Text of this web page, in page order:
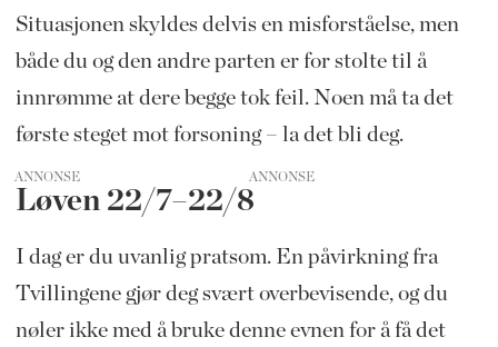
Situasjonen skyldes delvis en misforståelse, men
både du og den andre parten er for stolte til å
innrømme at dere begge tok feil. Noen må ta det
første steget mot forsoning – la det bli deg.
ANNONSE
Løven 22/7–22/8
I dag er du uvanlig pratsom. En påvirkning fra
Tvillingene gjør deg svært overbevisende, og du
nøler ikke med å bruke denne evnen for å få det